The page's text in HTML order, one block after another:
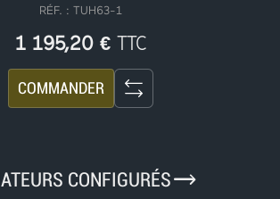
RÉF. : TUH63-1
1 195,20 € TTC
COMMANDER
CONFIGURÉS9